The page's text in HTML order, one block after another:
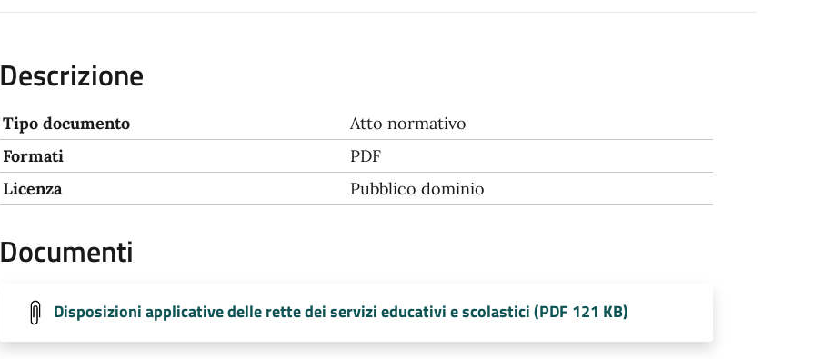
Descrizione
Tipo documento
Atto normativo
Formati
PDF
Licenza
Pubblico dominio
Documenti
Disposizioni applicative delle rette dei servizi educativi e scolastici (PDF 121 KB)